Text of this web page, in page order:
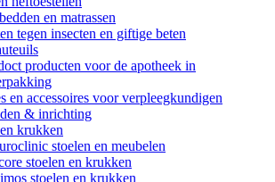
en matrassen
tegen insecten en giftige beten
producten voor de apotheek in
en accessoires voor verpleegkundigen
& inrichting
krukken
stoelen en meubelen
stoelen en krukken
stoelen en krukken